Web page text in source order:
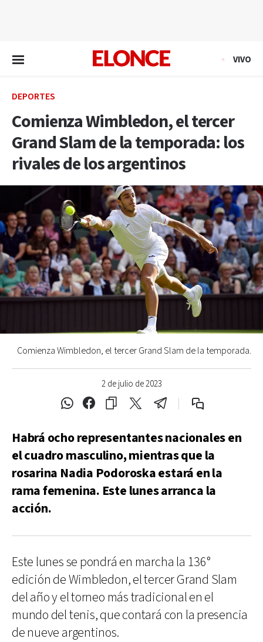
VIVO
DEPORTES
Comienza Wimbledon, el tercer
Grand Slam de la temporada: los
rivales de los argentinos
2 de julio de 2023
Comienza Wimbledon, el tercer Grand Slam de la temporada.
Habrá ocho representantes nacionales en
el cuadro masculino, mientras que la
rosarina Nadia Podoroska estará en la
rama femenina. Este lunes arranca la
acción.
Este lunes se pondrá en marcha la 136°
edición de Wimbledon, el tercer Grand Slam
del año y el torneo más tradicional en el
mundo del tenis, que contará con la presencia
de nueve argentinos.